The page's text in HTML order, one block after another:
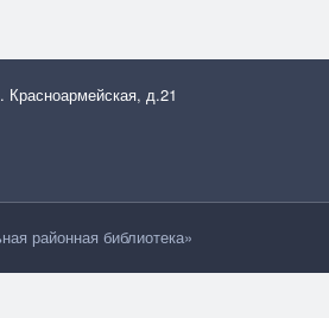
д.21
районная библиотека»